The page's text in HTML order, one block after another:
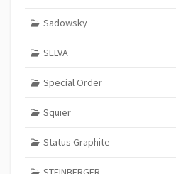
Sadowsky
SELVA
Special Order
Squier
Status Graphite